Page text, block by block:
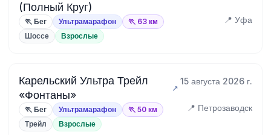
(Полный Круг)
🏃 Бег Ультрамарафон 🏃 63 км 📍 Уфа
Шоссе Взрослые
Карельский Ультра Трейл
«Фонтаны»
15 августа 2026 г.
🏃 Бег Ультрамарафон 🏃 50 км 📍 Петрозаводск
Трейл Взрослые